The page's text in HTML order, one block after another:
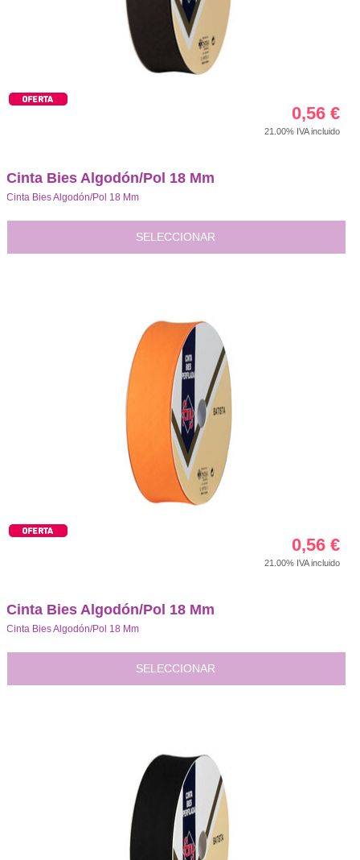
0,56 €
21.00% IVA incluido
Cinta Bies Algodón/Pol 18 Mm
Cinta Bies Algodón/Pol 18 Mm
SELECCIONAR
0,56 €
21.00% IVA incluido
Cinta Bies Algodón/Pol 18 Mm
Cinta Bies Algodón/Pol 18 Mm
SELECCIONAR